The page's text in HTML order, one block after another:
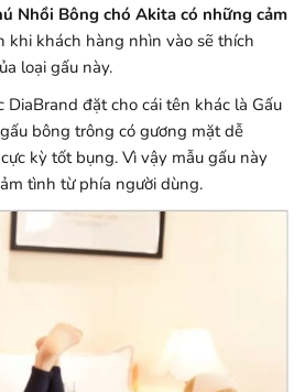
Nhồi Bông chó Akita có những cảm
khi khách hàng nhìn vào sẽ thích
loại gấu này.
DiaBrand đặt cho cái tên khác là Gấu
bông trông có gương mặt dễ
kỳ tốt bụng. Vì vậy mẫu gấu này
tình từ phía người dùng.